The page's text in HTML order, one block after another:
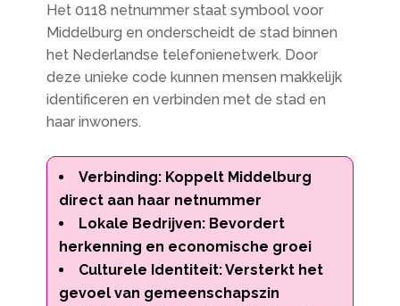
Het 0118 netnummer staat symbool voor
Middelburg en onderscheidt de stad binnen
het Nederlandse telefonienetwerk. Door
deze unieke code kunnen mensen makkelijk
identificeren en verbinden met de stad en
haar inwoners.
Verbinding: Koppelt Middelburg
direct aan haar netnummer
Lokale Bedrijven: Bevordert
herkenning en economische groei
Culturele Identiteit: Versterkt het
gevoel van gemeenschapszin